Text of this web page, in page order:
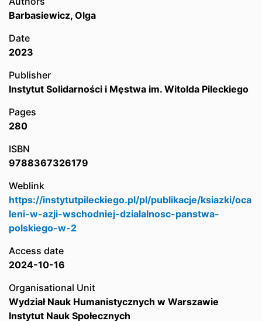
Barbasiewicz, Olga
Date
2023
Publisher
Instytut Solidarności i Męstwa im. Witolda Pileckiego
Pages
280
ISBN
9788367326179
Weblink
https://instytutpileckiego.pl/pl/publikacje/ksiazki/oca
leni-w-azji-wschodniej-dzialalnosc-panstwa-
polskiego-w-2
Access date
2024-10-16
Organisational Unit
Wydział Nauk Humanistycznych w Warszawie
Instytut Nauk Społecznych